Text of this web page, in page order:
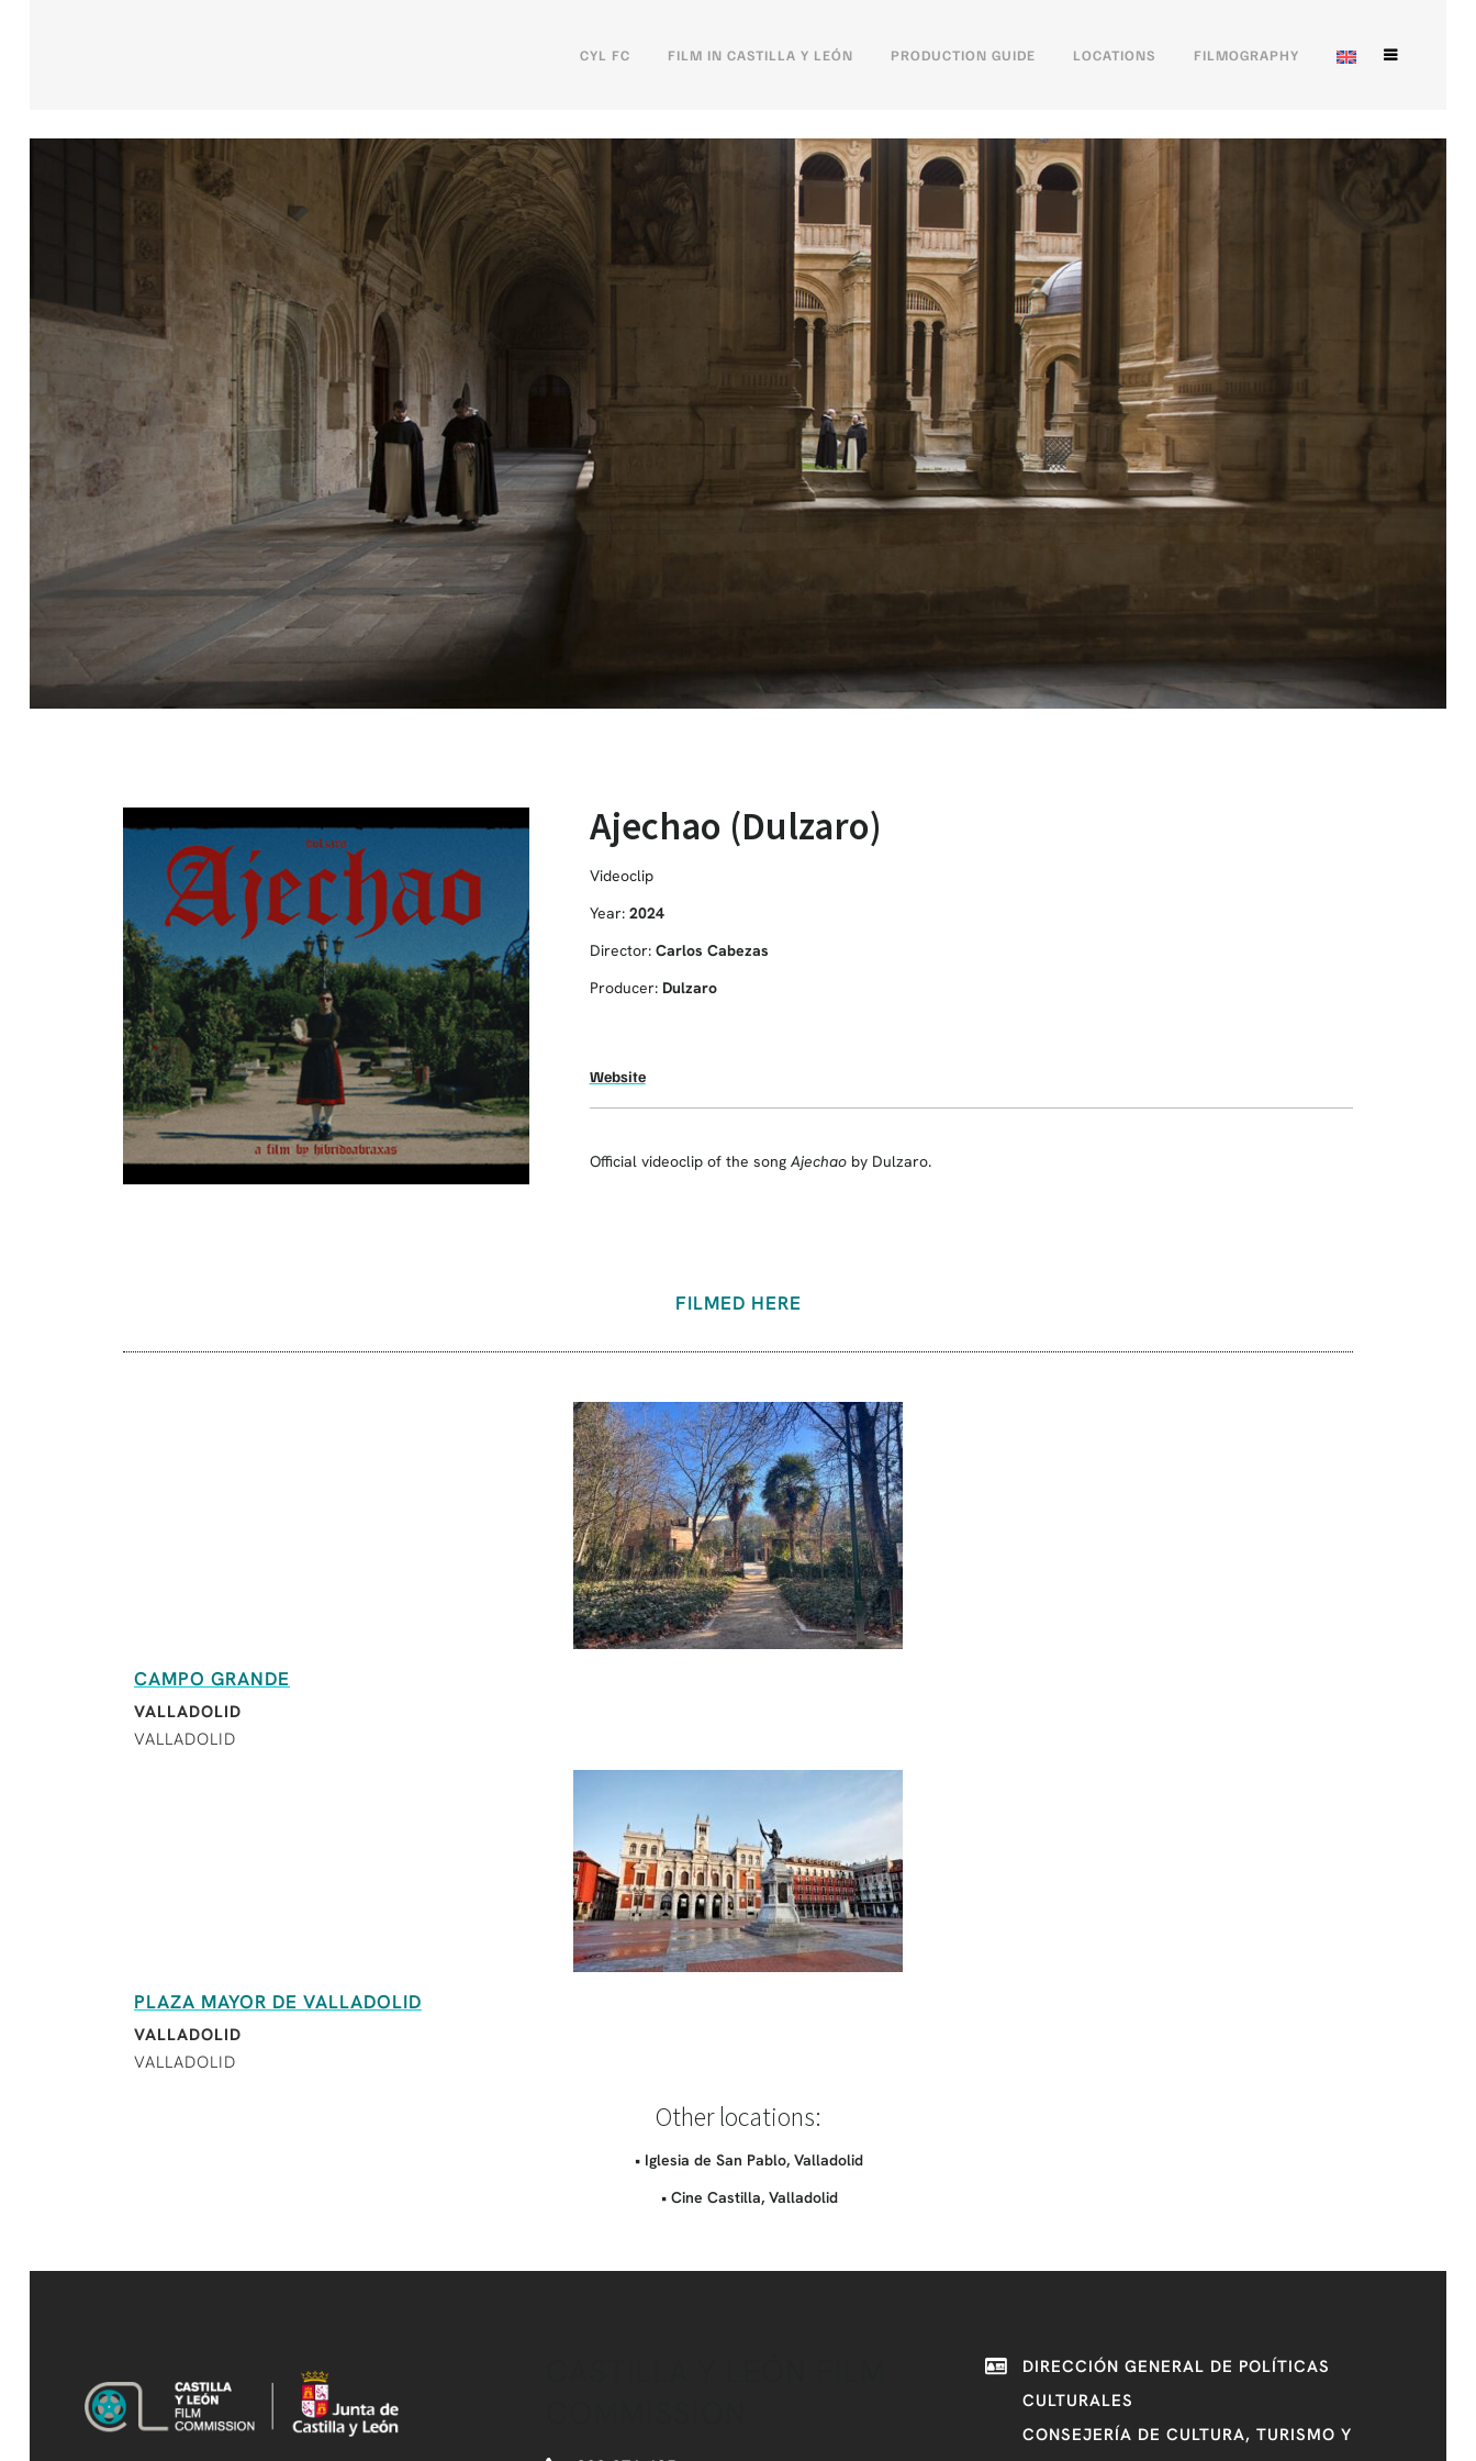
CYL FC FILM IN CASTILLA Y LEÓN PRODUCTION GUIDE LOCATIONS FILMOGRAPHY
Ajechao (Dulzaro)
Videoclip
Year: 2024
Director: Carlos Cabezas
Producer: Dulzaro
Website
Official videoclip of the song Ajechaoby Dulzaro.
FILMED HERE
CAMPO GRANDE
VALLADOLID
VALLADOLID
PLAZA MAYOR DE VALLADOLID
VALLADOLID
VALLADOLID
Other locations:
• Iglesia de San Pablo, Valladolid
• Cine Castilla, Valladolid
DIRECCIÓN GENERAL DE POLÍTICAS
CULTURALES
CONSEJERÍA DE CULTURA, TURISMO Y